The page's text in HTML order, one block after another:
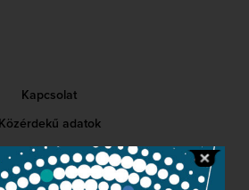
Kapcsolat
Közérdekű adatok
Sajtószoba
Adatvédelem